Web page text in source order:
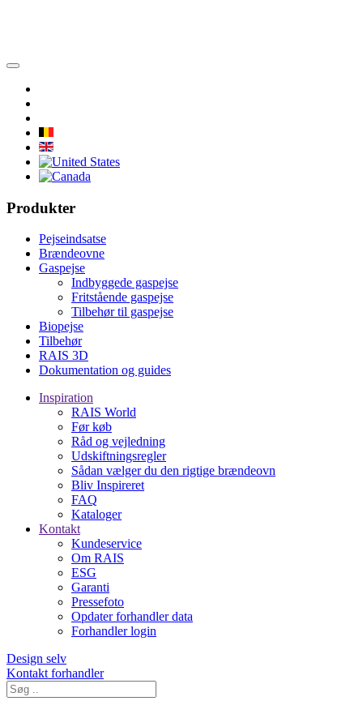
Produkter
Pejseindsatse
Brændeovne
Gaspejse
Indbyggede gaspejse
Fritstående gaspejse
Tilbehør til gaspejse
Biopejse
Tilbehør
RAIS 3D
Dokumentation og guides
Inspiration
RAIS World
Før køb
Råd og vejledning
Udskiftningsregler
Sådan vælger du den rigtige brændeovn
Bliv Inspireret
FAQ
Kataloger
Kontakt
Kundeservice
Om RAIS
ESG
Garanti
Pressefoto
Opdater forhandler data
Forhandler login
Design selv
Kontakt forhandler